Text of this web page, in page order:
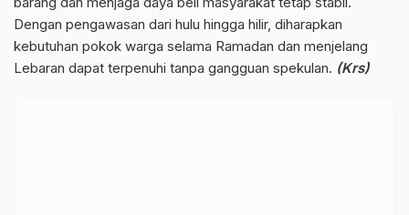
Dengan pengawasan dari hulu hingga hilir, diharapkan
kebutuhan pokok warga selama Ramadan dan menjelang
Lebaran dapat terpenuhi tanpa gangguan spekulan. (Krs)